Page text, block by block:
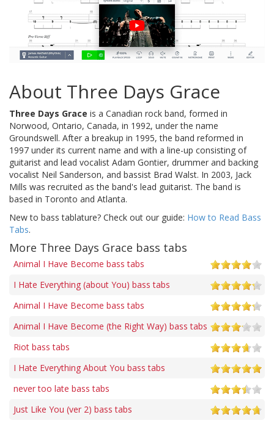
About Three Days Grace
Three Days Grace is a Canadian rock band, formed in
Norwood, Ontario, Canada, in 1992, under the name
Groundswell. After a breakup in 1995, the band reformed in
1997 under its current name and with a line-up consisting of
guitarist and lead vocalist Adam Gontier, drummer and backing
vocalist Neil Sanderson, and bassist Brad Walst. In 2003, Jack
Mills was recruited as the band's lead guitarist. The band is
based in Toronto and Atlanta.
New to bass tablature? Check out our guide: How to Read Bass
Tabs.
More Three Days Grace bass tabs
Animal I Have Become bass tabs
I Hate Everything (about You) bass tabs
Animal I Have Become bass tabs
Animal I Have Become (the Right Way) bass tabs
Riot bass tabs
I Hate Everything About You bass tabs
never too late bass tabs
Just Like You (ver 2) bass tabs